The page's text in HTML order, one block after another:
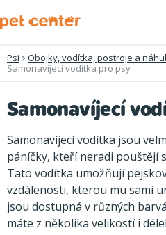
na
Psi Obojky, vodítka, postroje a
Samonavíjecí vodítka pro psy
Samonavíjecí
Samonavíjecí vodítka jsou
páníčky, kteří neradi pouštějí
Tato vodítka umožňují
vzdálenosti, kterou mu sami
jsou dostupná v různých
máte z několika velikostí i